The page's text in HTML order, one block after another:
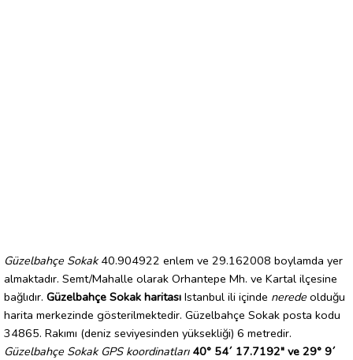
Güzelbahçe Sokak40.904922 enlem ve 29.162008 boylamda yer
almaktadır. Semt/Mahalle olarak Orhantepe Mh. ve Kartal ilçesine
bağlıdır. Güzelbahçe Sokak haritası Istanbul ili içinde nerede olduğu
harita merkezinde gösterilmektedir. Güzelbahçe Sokak posta kodu
34865. Rakımı (deniz seviyesinden yüksekliği) 6 metredir.
Güzelbahçe Sokak GPS koordinatları 40° 54´ 17.7192" ve 29° 9´